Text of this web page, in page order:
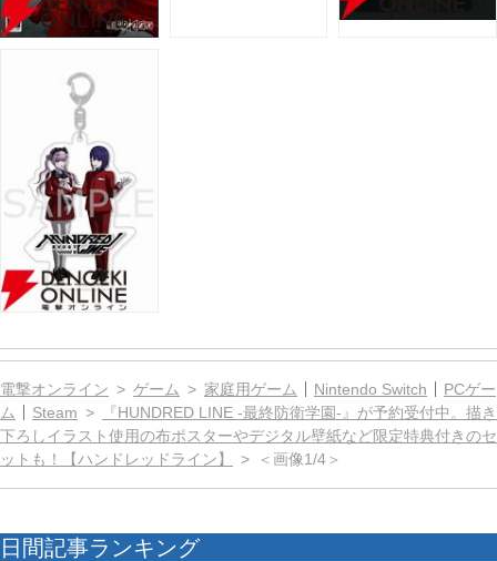
電撃オンライン ゲーム 家庭用ゲーム Nintendo Switch
PCゲー
ム
Steam
『HUNDRED LINE -最終防衛学園-』が予約受付中。描き
下ろしイラスト使用の布ポスターやデジタル壁紙など限定特典付きのセ
ットも！【ハンドレッドライン】
＜画像1/4＞
日間記事ランキング